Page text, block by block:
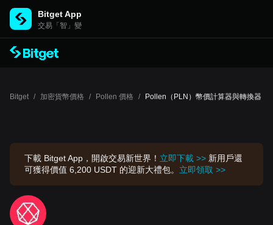
Bitget App
交易「智」變
Bitget / 加密貨幣價格 / Pollen 價格 / Pollen（PLN）幣價計算器與轉換器
下載 Bitget App，開啟交易新世界！ 立即下載 >> 新用戶還
可獲得價值 6,200 USDT 的迎新大禮包。 立即領取 >>